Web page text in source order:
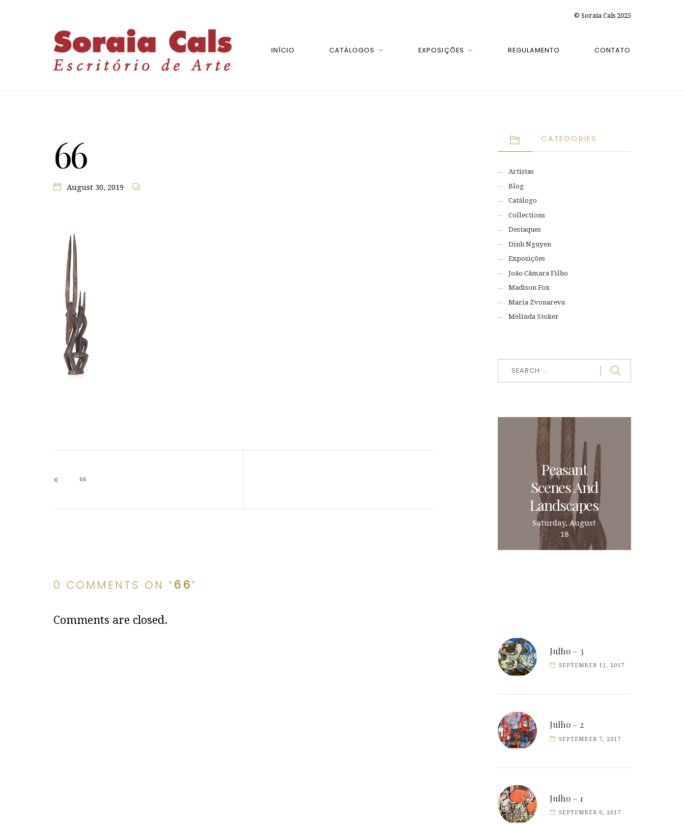
© Soraia Cals 2025
INÍCIO CATÁLOGOS EXPOSIÇÕES REGULAMENTO CONTATO
66
August 30, 2019
66
0 COMMENTS ON “66”
Comments are closed.
CATEGORIES
Artistas
Blog
Catálogo
Collections
Destaques
Dinh Nguyen
Exposições
João Câmara Filho
Madison Fox
Maria Zvonareva
Melinda Stoker
Peasant
Scenes And
Landscapes
Saturday, August
18
Julho – 3
SEPTEMBER 11, 2017
Julho – 2
SEPTEMBER 7, 2017
Julho – 1
SEPTEMBER 6, 2017